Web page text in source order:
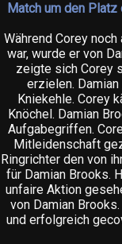
Match um den
Während Corey
war, wurde er von
zeigte sich Corey
erzielen.
Kniekehle. Corey
Knöchel. Damian
Aufgabegriffen.
Mitleidenschaft
Ringrichter den von
für Damian Brooks.
unfaire Aktion
von Damian
und erfolgreich